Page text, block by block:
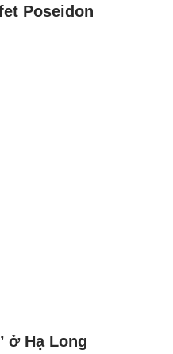
Poseidon
ở Hạ Long